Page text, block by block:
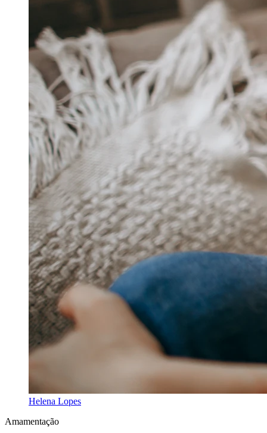
Helena Lopes
Amamentação